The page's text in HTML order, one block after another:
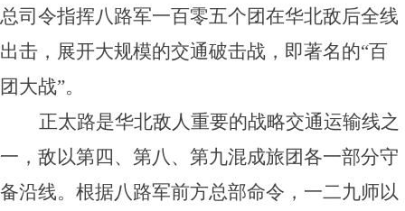
总司令指挥八路军一百零五个团在华北敌后全线
出击，展开大规模的交通破击战，即著名的“百
团大战”。
正太路是华北敌人重要的战略交通运输线之
一，敌以第四、第八、第九混成旅团各一部分守
备沿线。根据八路军前方总部命令，一二九师以